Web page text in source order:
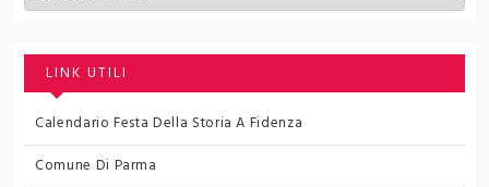
LINK UTILI
Calendario Festa Della Storia A Fidenza
Comune Di Parma